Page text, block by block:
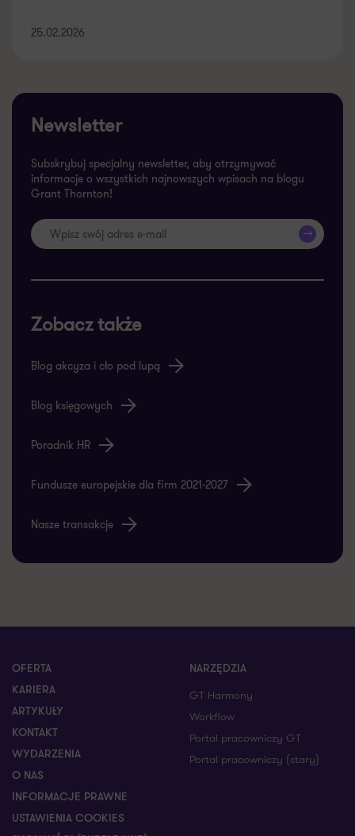
25.02.2026
Newsletter
Subskrybuj specjalny newsletter, aby otrzymywać
informacje o wszystkich najnowszych wpisach na blogu
Grant Thornton!
>>
Zobacz także
Blog akcyza i cło pod lupą
Blog księgowych
Poradnik HR
Fundusze europejskie dla firm 2021-2027
Nasze transakcje
OFERTA
KARIERA
ARTYKUŁY
KONTAKT
WYDARZENIA
O NAS
INFORMACJE PRAWNE
USTAWIENIA COOKIES
NARZĘDZIA
GT Harmony
Workflow
Portal pracowniczy GT
Portal pracowniczy (stary)